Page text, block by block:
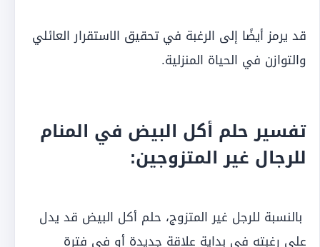
قد يرمز أيضًا إلى الرغبة في تحقيق الاستقرار العائلي
والتوازن في الحياة المنزلية.
تفسير حلم أكل البيض في المنام
للرجال غير المتزوجين:
بالنسبة للرجل غير المتزوج، حلم أكل البيض قد يدل
على رغبته في بداية علاقة جديدة أو في فترة